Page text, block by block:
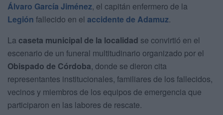
Álvaro García Jiménez, el capitán enfermero de la
Legión fallecido en el accidente de Adamuz.
La caseta municipal de la localidad se convirtió en el
escenario de un funeral multitudinario organizado por el
Obispado de Córdoba, donde se dieron cita
representantes institucionales, familiares de los fallecidos,
vecinos y miembros de los equipos de emergencia que
participaron en las labores de rescate.